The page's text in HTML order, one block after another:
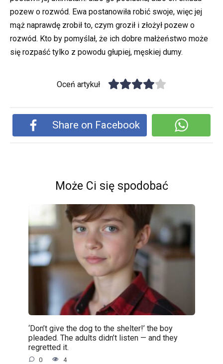
pozew o rozwód. Ewa postanowiła robić swoje, więc jej
mąż naprawdę zrobił to, czym groził i złożył pozew o
rozwód. Kto by pomyślał, że ich dobre małżeństwo może
się rozpaść tylko z powodu głupiej, męskiej dumy.
Oceń artykuł
Share on Facebook
Może Ci się spodobać
‘Don’t give the dog to the shelter!’ the boy
pleaded. The adults didn’t listen — and they
regretted it.
0 4